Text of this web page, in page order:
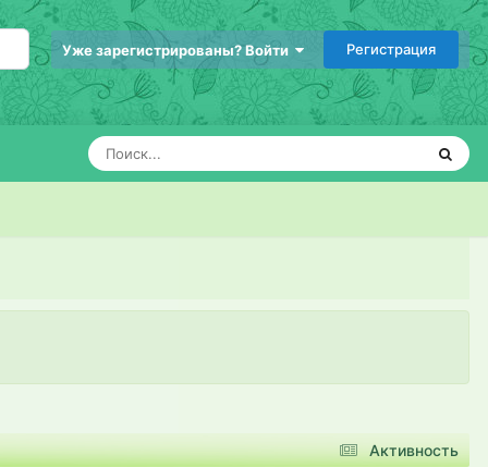
Уже зарегистрированы? Войти Регистрация
Активность